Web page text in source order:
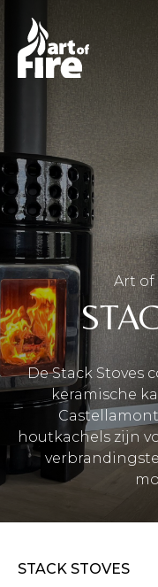
Art of
De Stack Stoves
keramische
houtkachels zijn
STACK STOVES